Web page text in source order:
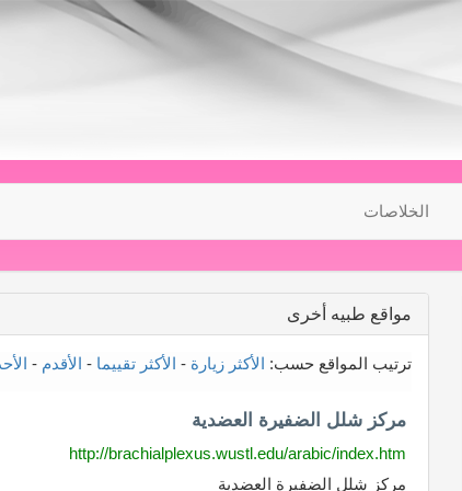
الخلاصات
مواقع طبيه أخرى
ترتيب المواقع حسب: الأكثر زيارة - الأكثر تقييما - الأقدم -
مركز شلل الضفيرة العضدية
http://brachialplexus.wustl.edu/arabic/index.htm
مركز شلل الضفيرة العضدية